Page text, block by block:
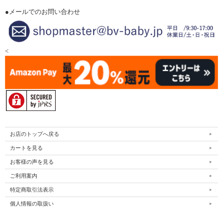
●メールでのお問い合わせ
<
お店のトップへ戻る
カートを見る
お客様の声を見る
ご利用案内
特定商取引法表示
個人情報の取扱い